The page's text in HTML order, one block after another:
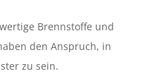
Brennstoffe und
den Anspruch, in
zu sein.